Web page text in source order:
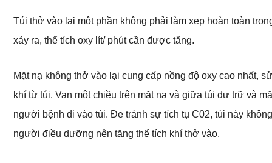
Túi thở vào lại một phần không phải làm xẹp hoàn toàn
xảy ra, thể tích oxy lít/ phút cần được tăng.
Mặt nạ không thở vào lại cung cấp nồng độ oxy cao nhất,
khí từ túi. Van một chiều trên mặt nạ và giữa túi dự trữ và
người bệnh đi vào túi. Đe tránh sự tích tụ C02, túi này
người điều dưỡng nên tăng thể tích khí thở vào.